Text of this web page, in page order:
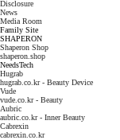
Disclosure
News
Media Room
Family Site
SHAPERON
Shaperon Shop
shaperon.shop
NeedsTech
Hugrab
hugrab.co.kr - Beauty Device
Vude
vude.co.kr - Beauty
Aubric
aubric.co.kr - Inner Beauty
Cabrexin
cabrexin.co.kr